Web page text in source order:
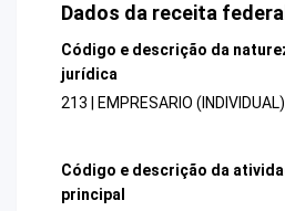
Dados da receita federal
Código e descrição da
jurídica
213 | EMPRESARIO (INDIVIDUAL)
Código e descrição da
principal